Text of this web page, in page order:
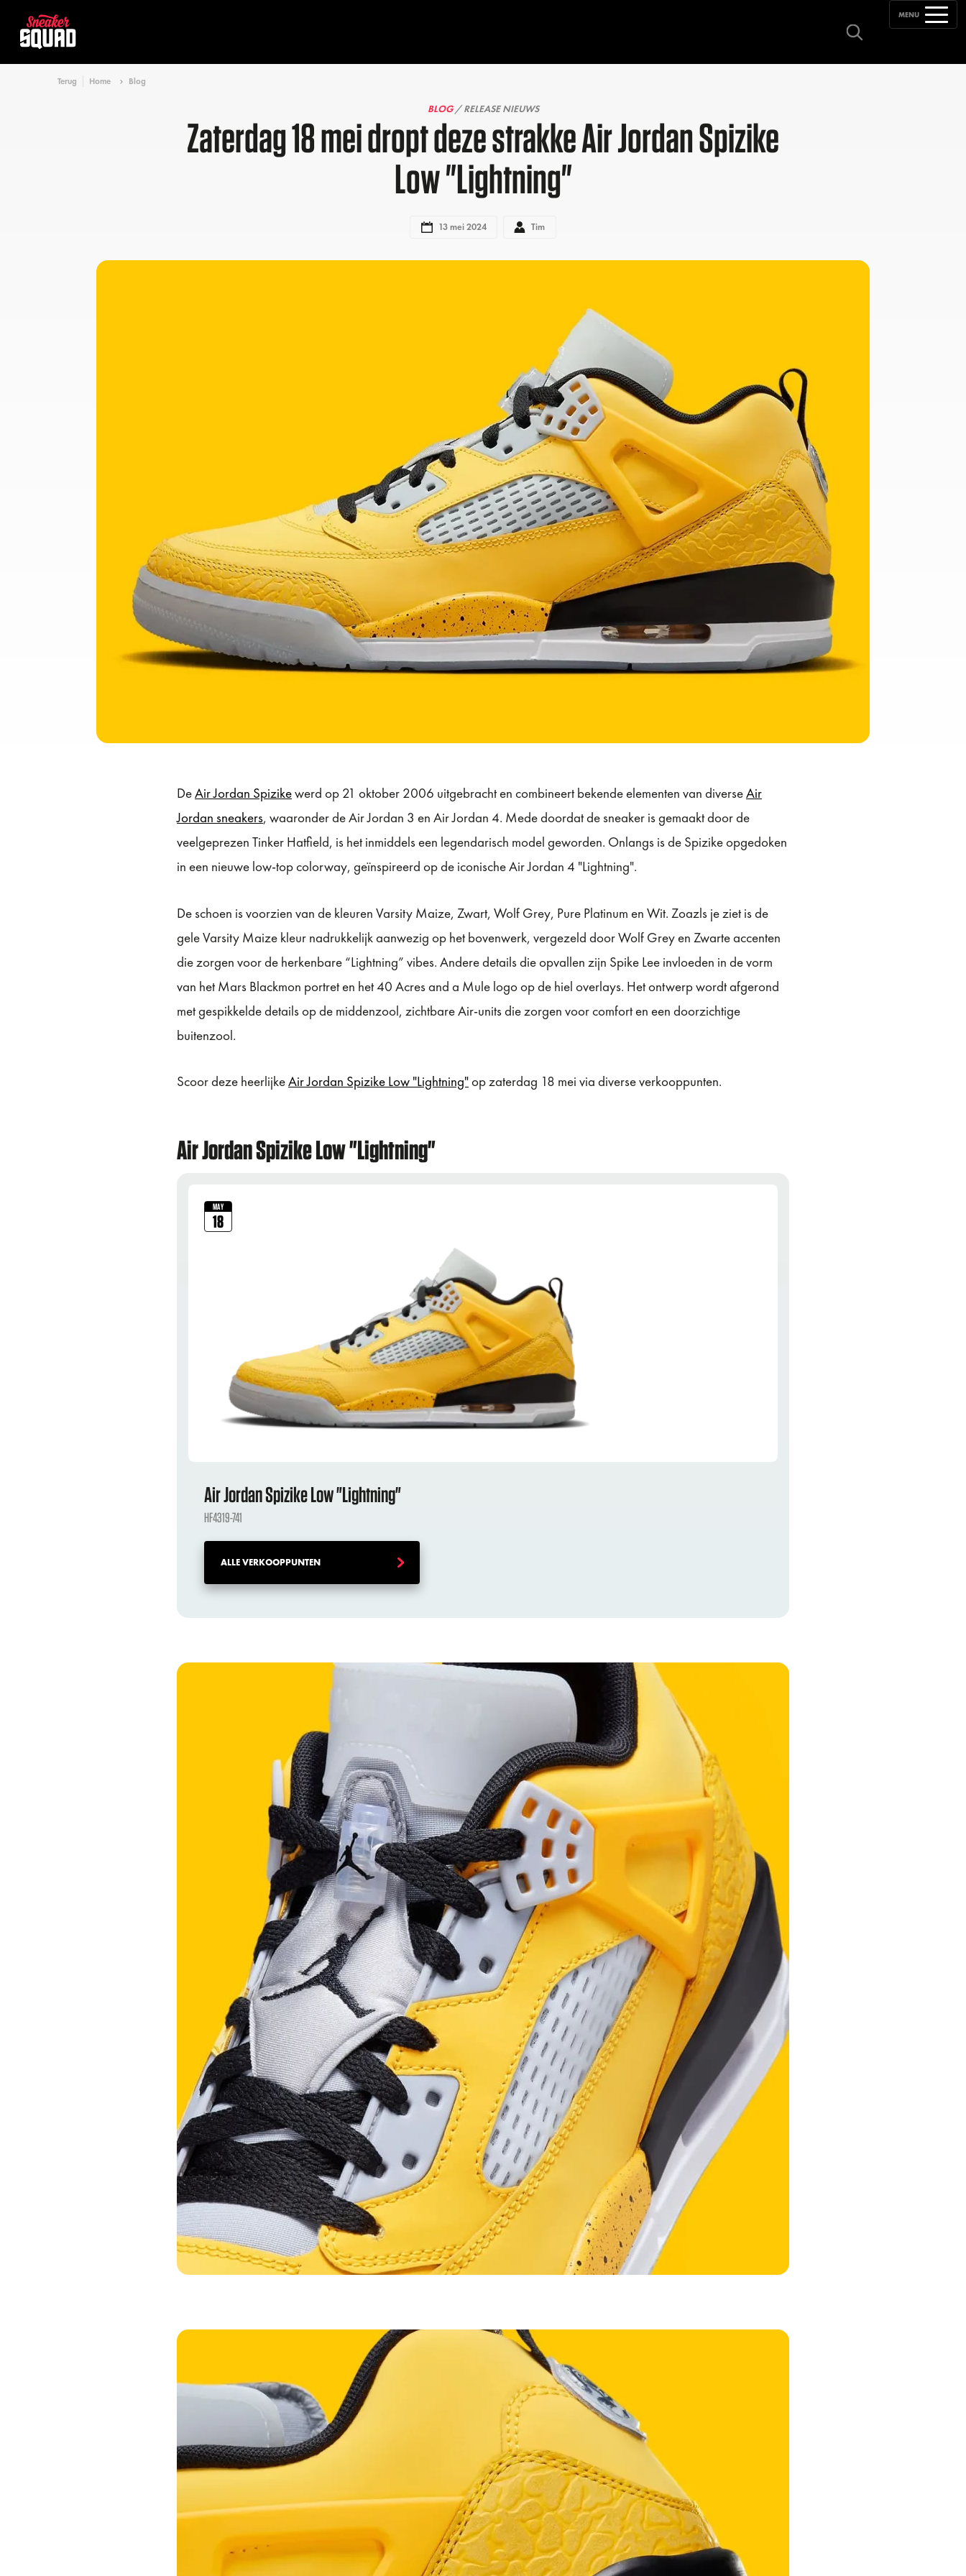
MENU
Terug Home Blog
BLOG/ RELEASE NIEUWS
Zaterdag 18 mei dropt deze strakke Air Jordan Spizike
Low "Lightning"
13 mei 2024 Tim
DeAir Jordan Spizikewerd op 21 oktober 2006 uitgebracht en combineert bekende elementen van diverseAir
Jordan sneakers, waaronder de Air Jordan 3 en Air Jordan 4. Mede doordat de sneaker is gemaakt door de
veelgeprezen Tinker Hatfield, is het inmiddels een legendarisch model geworden. Onlangs is de Spizike opgedoken
in een nieuwe low-top colorway, geïnspireerd op de iconische Air Jordan 4 "Lightning".
De schoen is voorzien van de kleuren Varsity Maize, Zwart, Wolf Grey, Pure Platinum en Wit. Zoazls je ziet is de
gele Varsity Maize kleur nadrukkelijk aanwezig op het bovenwerk, vergezeld door Wolf Grey en Zwarte accenten
die zorgen voor de herkenbare “Lightning” vibes. Andere details die opvallen zijn Spike Lee invloeden in de vorm
van het Mars Blackmon portret en het 40 Acres and a Mule logo op de hiel overlays. Het ontwerp wordt afgerond
met gespikkelde details op de middenzool, zichtbare Air-units die zorgen voor comfort en een doorzichtige
buitenzool.
Scoor deze heerlijkeAir Jordan Spizike Low "Lightning"op zaterdag 18 mei via diverse verkooppunten.
Air Jordan Spizike Low "Lightning"
MAY
18
Air Jordan Spizike Low "Lightning"
HF4319-741
ALLE VERKOOPPUNTEN